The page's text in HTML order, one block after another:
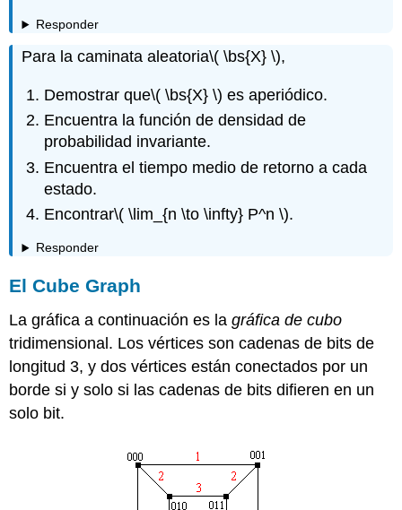
Responder
Para la caminata aleatoria\( \bs{X} \),
Demostrar que\( \bs{X} \) es aperiódico.
Encuentra la función de densidad de
probabilidad invariante.
Encuentra el tiempo medio de retorno a cada
estado.
Encontrar\( \lim_{n \to \infty} P^n \).
Responder
El Cube Graph
La gráfica a continuación es lagráfica de cubo
tridimensional. Los vértices son cadenas de bits de
longitud 3, y dos vértices están conectados por un
borde si y solo si las cadenas de bits difieren en un
solo bit.